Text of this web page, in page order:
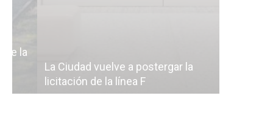
La Ciudad vuelve a postergar la
licitación de la línea F